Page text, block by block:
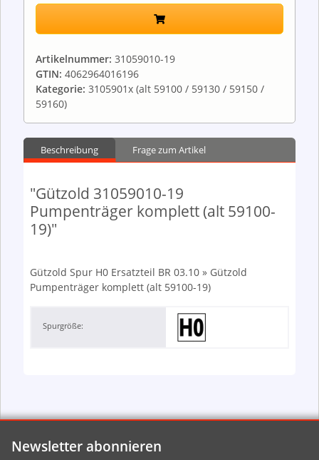
Artikelnummer: 31059010-19
GTIN: 4062964016196
Kategorie: 3105901x (alt 59100 / 59130 / 59150 /
59160)
Beschreibung Frage zum Artikel
"Gützold 31059010-19
Pumpenträger komplett (alt 59100-
19)"
Gützold Spur H0 Ersatzteil BR 03.10 » Gützold
Pumpenträger komplett (alt 59100-19)
Spurgröße:
Newsletter abonnieren